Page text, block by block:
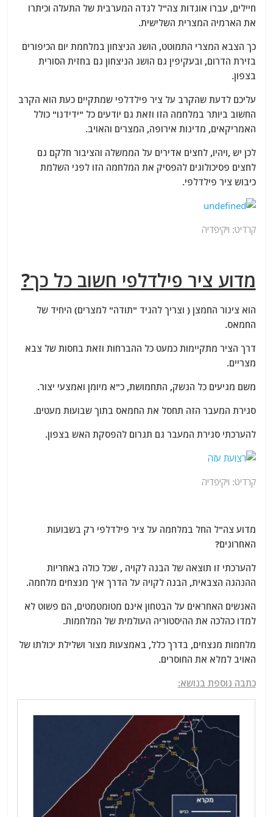
חיילים, עברו אוגדות צה"ל לגדה המערבית של התעלה וכיתרו
את הארמיה המצרית השלישית.
כך הצבא המצרי התמוטט, הושג הניצחון במלחמת יום הכיפורים
בזירת הדרום, ובעקיפין גם הושג הניצחון גם בחזית הסורית
בצפון.
עליכם לדעת שהקרב על ציר פילדלפי שמתקיים כעת הוא הקרב
החשוב ביותר במלחמה הזו וזאת גם יודעים כל "ידידנו" כולל
האמריקאים, מדינות אירופה, המצרים והאויב.
לכן יש ,ויהיו, לחצים אדירים על הממשלה והציבור חלקם גם
לחצים פסיכולוגים להפסיק את המלחמה הזו לפני השלמת
כיבוש ציר פילדלפי.
קרדיט: ויקיפדיה
מדוע ציר פילדלפי חשוב כל כך?
הוא צינור החמצן ( וצריך להגיד "תודה" למצרים) היחיד של
החמאס.
דרך הציר מתקיימות כמעט כל ההברחות וזאת בחסות של צבא
מצריים.
משם מגיעים כל הנשק, התחמושת, כ"א מיומן ואמצעי יצור.
סגירת המעבר הזה תחסל את החמאס בתוך שבועות מעטים.
להערכתי סגירת המעבר גם תגרום להפסקת האש בצפון.
קרדיט: ויקיפדיה
מדוע צה"ל החל במלחמה על ציר פילדלפי רק בשבועות
האחרונים?
להערכתי זו תוצאה של הבנה לקויה , שכל כולה באחריות
ההנהגה הצבאית, הבנה לקויה על הדרך איך מנצחים מלחמה.
האנשים האחראים על הבטחון אינם מטומטמטים, הם פשוט לא
למדו כהלכה את ההיסטוריה העולמית של המלחמות.
מלחמות מנצחים, בדרך כלל, באמצעות מצור ושלילת יכולתו של
האויב למלא את החוסרים.
כתבה נוספת בנושא: